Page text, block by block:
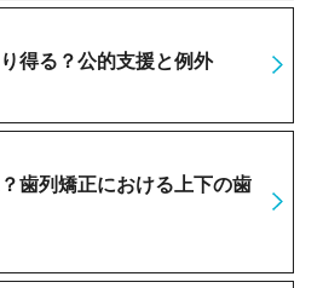
得る？公的支援と例外
歯列矯正における上下の歯